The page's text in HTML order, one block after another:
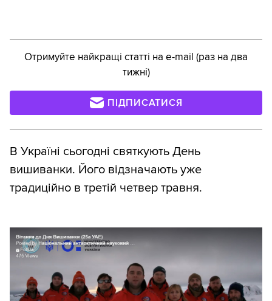
Отримуйте найкращі статті на e-mail (раз на два
тижні)
ПІДПИСАТИСЯ
В Україні сьогодні святкують День
вишиванки. Його відзначають уже
традиційно в третій четвер травня.